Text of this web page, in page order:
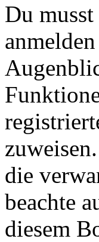
Du
die
beachte
diesem